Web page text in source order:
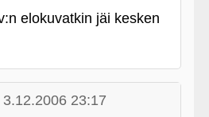
elokuvatkin jäi kesken
3.12.2006 23:17